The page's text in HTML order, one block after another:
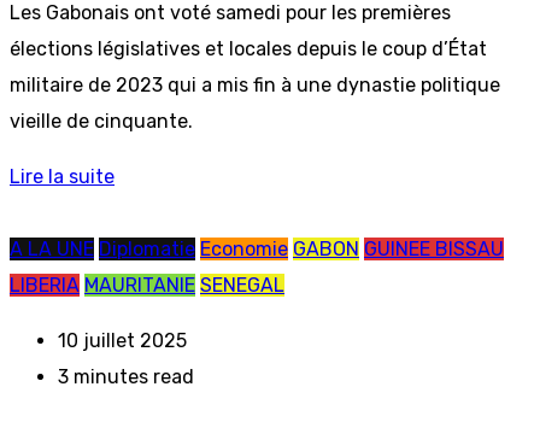
Les Gabonais ont voté samedi pour les premières
élections législatives et locales depuis le coup d’État
militaire de 2023 qui a mis fin à une dynastie politique
vieille de cinquante.
Lire la suite
A LA UNE Diplomatie Economie GABON GUINEE BISSAU
LIBERIA MAURITANIE SENEGAL
10 juillet 2025
3 minutes read